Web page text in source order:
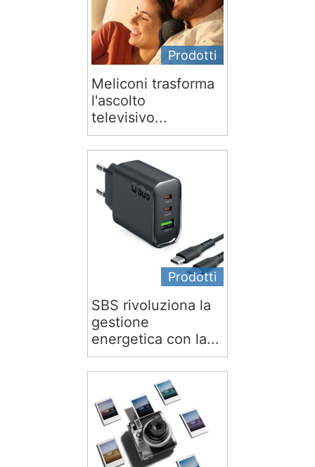
Prodotti
Meliconi trasforma
l'ascolto
televisivo...
Prodotti
SBS rivoluziona la
gestione
energetica con la...